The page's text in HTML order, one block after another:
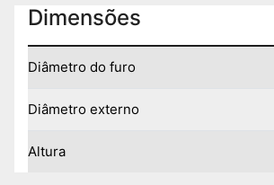
Dimensões
Diâmetro do furo
Diâmetro externo
Altura